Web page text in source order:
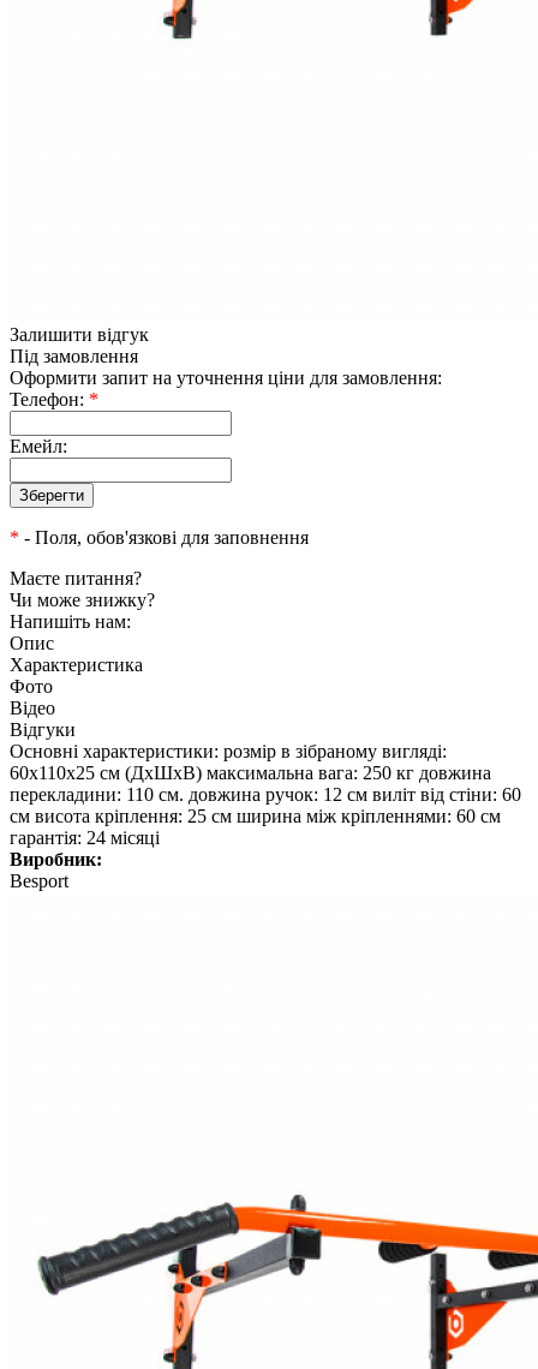
Залишити відгук
Під замовлення
Оформити запит на уточнення ціни для замовлення:
Телефон: *
Емейл:
* - Поля, обов'язкові для заповнення
Маєте питання?
Чи може знижку?
Напишіть нам:
Опис
Характеристика
Фото
Відео
Відгуки
Основні характеристики: розмір в зібраному вигляді:
60х110х25 см (ДхШхВ) максимальна вага: 250 кг довжина
перекладини: 110 см. довжина ручок: 12 см виліт від стіни: 60
см висота кріплення: 25 см ширина між кріпленнями: 60 см
гарантія: 24 місяці
Виробник:
Besport